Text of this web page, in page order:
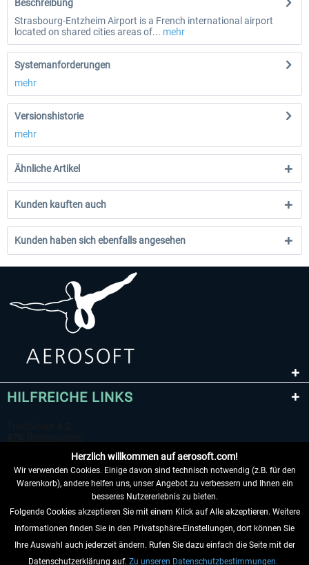
Beschreibung
Strasbourg-Entzheim Airport is a French international airport
located on shared cities areas of... mehr
Systemanforderungen
mehr
Versionshistorie
mehr
Ähnliche Artikel
Kunden kauften auch
Kunden haben sich ebenfalls angesehen
HILFREICHE LINKS
VERTRAG WIDERRUFEN
INFORMATIONEN
Herzlich willkommen auf aerosoft.com!
Wir verwenden Cookies. Einige davon sind technisch notwendig (z.B. für den
Warenkorb), andere helfen uns, unser Angebot zu verbessern und Ihnen ein
besseres Nutzererlebnis zu bieten.
Folgende Cookies akzeptieren Sie mit einem Klick auf Alle akzeptieren. Weitere
Informationen finden Sie in den Privatsphäre-Einstellungen, dort können Sie
Ihre Auswahl auch jederzeit ändern. Rufen Sie dazu einfach die Seite mit der
Datenschutzerklärung auf. Zu unseren Datenschutzbestimmungen.